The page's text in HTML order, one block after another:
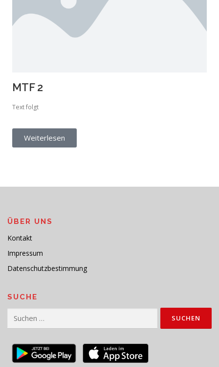
MTF 2
Text folgt
Weiterlesen
ÜBER UNS
Kontakt
Impressum
Datenschutzbestimmung
SUCHE